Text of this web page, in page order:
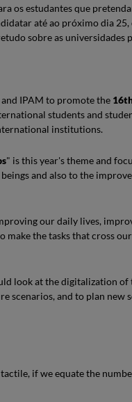
os estudantes que
até ao próximo dia
sobre as universidades
IPAM to promote the
students and
institutions.
" is this year's theme and
and also to the
our daily lives,
the tasks that cross
look at the digitalization of
scenarios, and to plan new
if we equate the